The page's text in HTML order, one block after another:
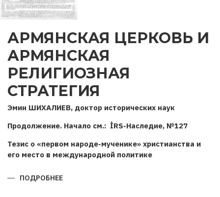
АРМЯНСКАЯ ЦЕРКОВЬ И
АРМЯНСКАЯ
РЕЛИГИОЗНАЯ
СТРАТЕГИЯ
Эмин ШИХАЛИЕВ, доктор исторических наук
Продолжение. Начало см.: İRS-Наследие, №127
Тезис о «первом народе-мученике» христианства и
его место в международной политике
ПОДРОБНЕЕ